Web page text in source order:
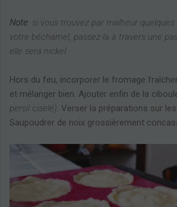
Note : si vous trouvez par malheur
votre béchamel, passez-la à travers une
elle sera nickel.
Hors du feu, incorporer le fromage
et mélanger bien. Ajouter enfin de la
persil ciselé) . Verser la préparations sur
Saupoudrer de noix grossièrement